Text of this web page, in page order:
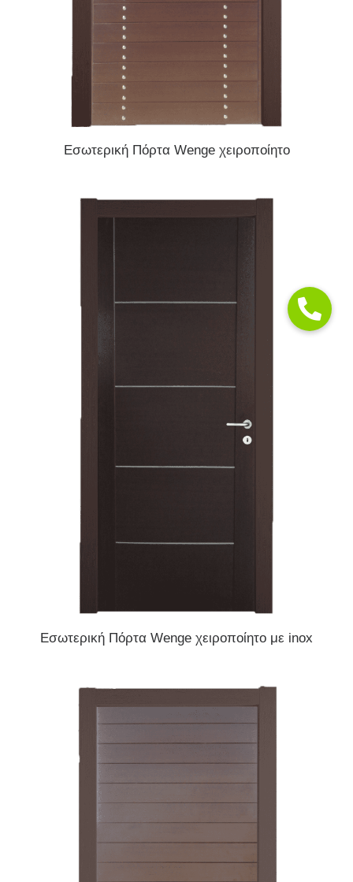
READ MORE
Εσωτερική Πόρτα Wenge χειροποίητο
READ MORE
Εσωτερική Πόρτα Wenge χειροποίητο με inox